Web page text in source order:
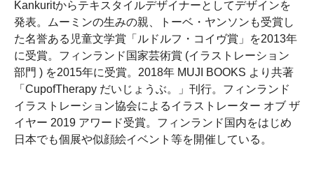
Kankuritからテキスタイルデザイナーとしてデザインを
発表。ムーミンの生みの親、トーベ・ヤンソンも受賞し
た名誉ある児童文学賞「ルドルフ・コイヴ賞」を2013年
に受賞。フィンランド国家芸術賞 (イラストレーション
部門 ) を2015年に受賞。2018年 MUJI BOOKS より共著
「CupofTherapy だいじょうぶ。」刊行。フィンランド
イラストレーション協会によるイラストレーター オブ ザ
イヤー 2019 アワード受賞。フィンランド国内をはじめ
日本でも個展や似顔絵イベント等を開催している。